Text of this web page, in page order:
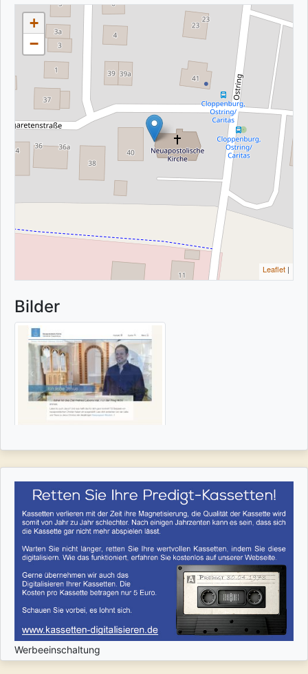
+
−
Leaflet |
Bilder
Werbeeinschaltung